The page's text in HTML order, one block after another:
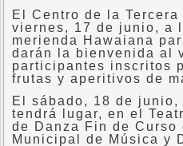
El Centro de la
viernes, 17 de junio, a
merienda Hawaiana
darán la bienvenida al
participantes inscritos
frutas y aperitivos de
El sábado, 18 de
tendrá lugar, en el
de Danza Fin de Curso
Municipal de Música y